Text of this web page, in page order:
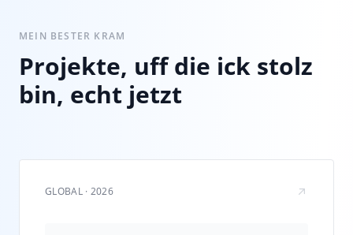
MEIN BESTER KRAM
Projekte, uff die ick stolz
bin, echt jetzt
GLOBAL · 2026